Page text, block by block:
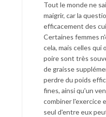
Tout le monde ne
maigrir, car la
efficacement des
Certaines femmes
cela, mais celles
poire sont très
de graisse
perdre du poids
fines, ainsi qu'un
combiner l'exercice
seul d'entre eux